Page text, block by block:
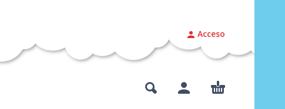
Acceso